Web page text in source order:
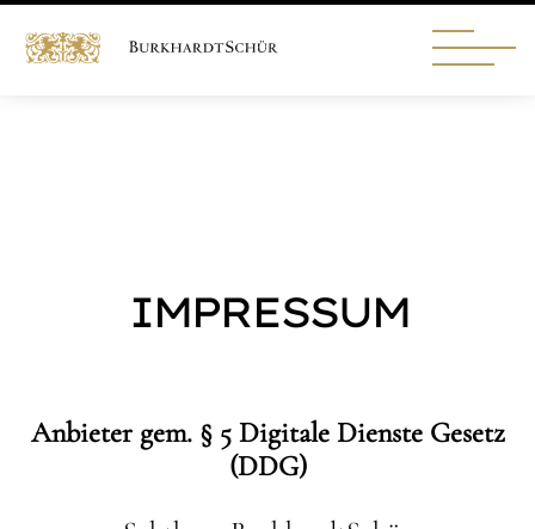
IMPRESSUM
Anbieter gem. § 5 Digitale Dienste Gesetz
(DDG)